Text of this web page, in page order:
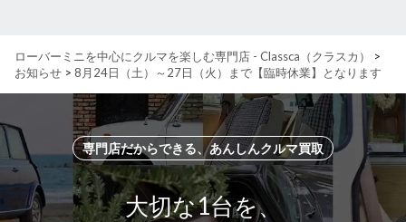
ローバーミニを中心にクルマを楽しむ専門店 - Classca（クラスカ）
>
お知らせ > 8月24日（土）～27日（火）まで【臨時休業】となります
専門店だからできる、あんしんクルマ買取
大切な1台を、